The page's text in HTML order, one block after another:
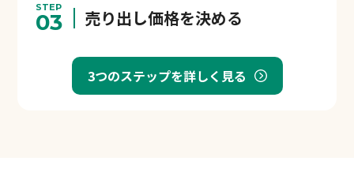
STEP
03 売り出し価格を決める
3つのステップを詳しく見る